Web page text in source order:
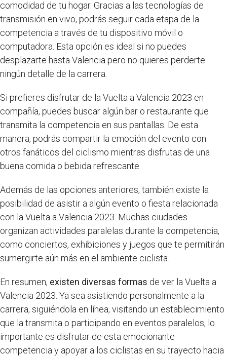
comodidad de tu hogar. Gracias a las tecnologías de
transmisión en vivo, podrás seguir cada etapa de la
competencia a través de tu dispositivo móvil o
computadora. Esta opción es ideal si no puedes
desplazarte hasta Valencia pero no quieres perderte
ningún detalle de la carrera.
Si prefieres disfrutar de la Vuelta a Valencia 2023 en
compañía, puedes buscar algún bar o restaurante que
transmita la competencia en sus pantallas. De esta
manera, podrás compartir la emoción del evento con
otros fanáticos del ciclismo mientras disfrutas de una
buena comida o bebida refrescante.
Además de las opciones anteriores, también existe la
posibilidad de asistir a algún evento o fiesta relacionada
con la Vuelta a Valencia 2023. Muchas ciudades
organizan actividades paralelas durante la competencia,
como conciertos, exhibiciones y juegos que te permitirán
sumergirte aún más en el ambiente ciclista.
En resumen, existen diversas formas de ver la Vuelta a
Valencia 2023. Ya sea asistiendo personalmente a la
carrera, siguiéndola en línea, visitando un establecimiento
que la transmita o participando en eventos paralelos, lo
importante es disfrutar de esta emocionante
competencia y apoyar a los ciclistas en su trayecto hacia